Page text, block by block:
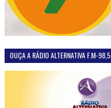
OUÇA A RÁDIO ALTERNATIVA F.M-98,5